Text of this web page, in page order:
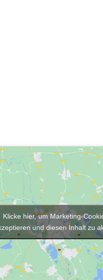
Klicke hier, um Marketing-
und diesen Inhalt zu